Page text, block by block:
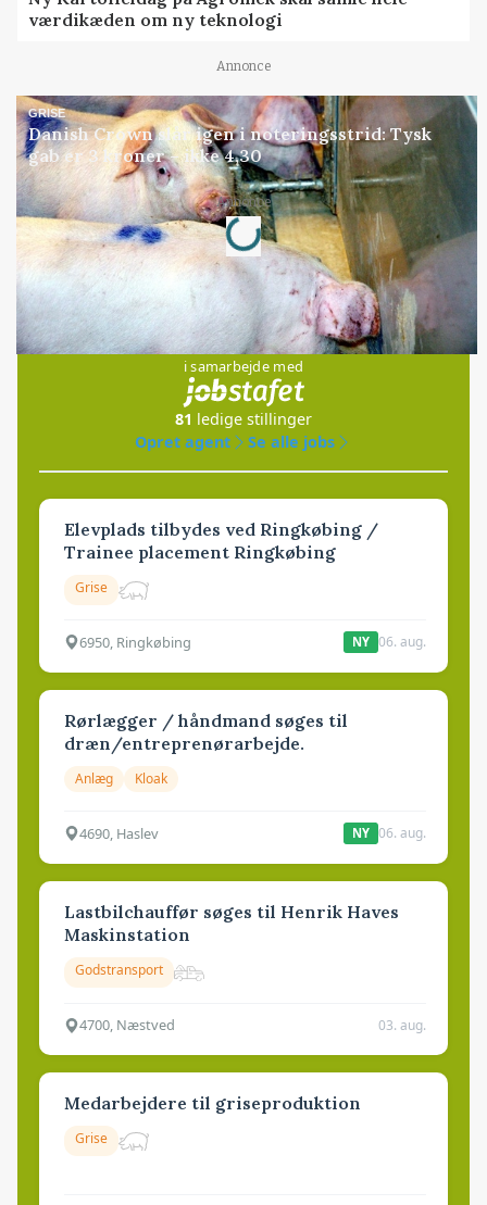
værdikæden om ny teknologi
Annonce
GRISE
Danish Crown slår igen i noteringsstrid: Tysk
gab er 3 kroner – ikke 4,30
Annonce
Loading...
Jobs
i samarbejde med
81 ledige stillinger
Opret agent
Se alle jobs
Elevplads tilbydes ved Ringkøbing /
Trainee placement Ringkøbing
Grise
6950, Ringkøbing NY 06. aug.
Rørlægger / håndmand søges til
dræn/entreprenørarbejde.
Anlæg Kloak
4690, Haslev NY 06. aug.
Lastbilchauffør søges til Henrik Haves
Maskinstation
Godstransport
4700, Næstved 03. aug.
Medarbejdere til griseproduktion
Grise